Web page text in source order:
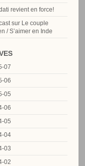
revient en force!
sur Le couple
/ S’aimer en Inde
07
06
05
06
05
04
03
02